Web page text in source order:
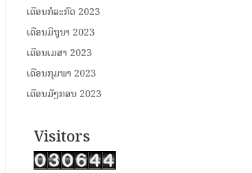
ເດືອນກໍລະກົດ 2023
ເດືອນມິຖຸນາ 2023
ເດືອນເມສາ 2023
ເດືອນກຸມພາ 2023
ເດືອນມັງກອນ 2023
Visitors